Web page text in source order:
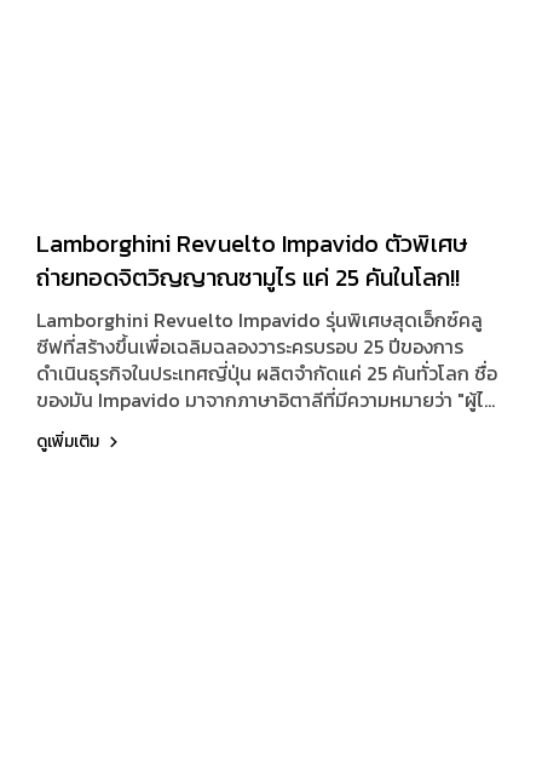
Lamborghini Revuelto Impavido ตัวพิเศษ
ถ่ายทอดจิตวิญญาณซามูไร แค่ 25 คันในโลก!!
Lamborghini Revuelto Impavido รุ่นพิเศษสุดเอ็กซ์คลู
ซีฟที่สร้างขึ้นเพื่อเฉลิมฉลองวาระครบรอบ 25 ปีของการ
ดำเนินธุรกิจในประเทศญี่ปุ่น ผลิตจำกัดแค่ 25 คันทั่วโลก ชื่อ
ของมัน Impavido มาจากภาษาอิตาลีที่มีความหมายว่า "ผู้ไม่
หวาดหวั่น" หรือ "ผู้กล้าหาญ" สื่อถึงจิตวิญญาณแห่งความ
กล้าตามแนวคิด Bushido หรือวิถีนักรบซามูไร
ดูเพิ่มเติม